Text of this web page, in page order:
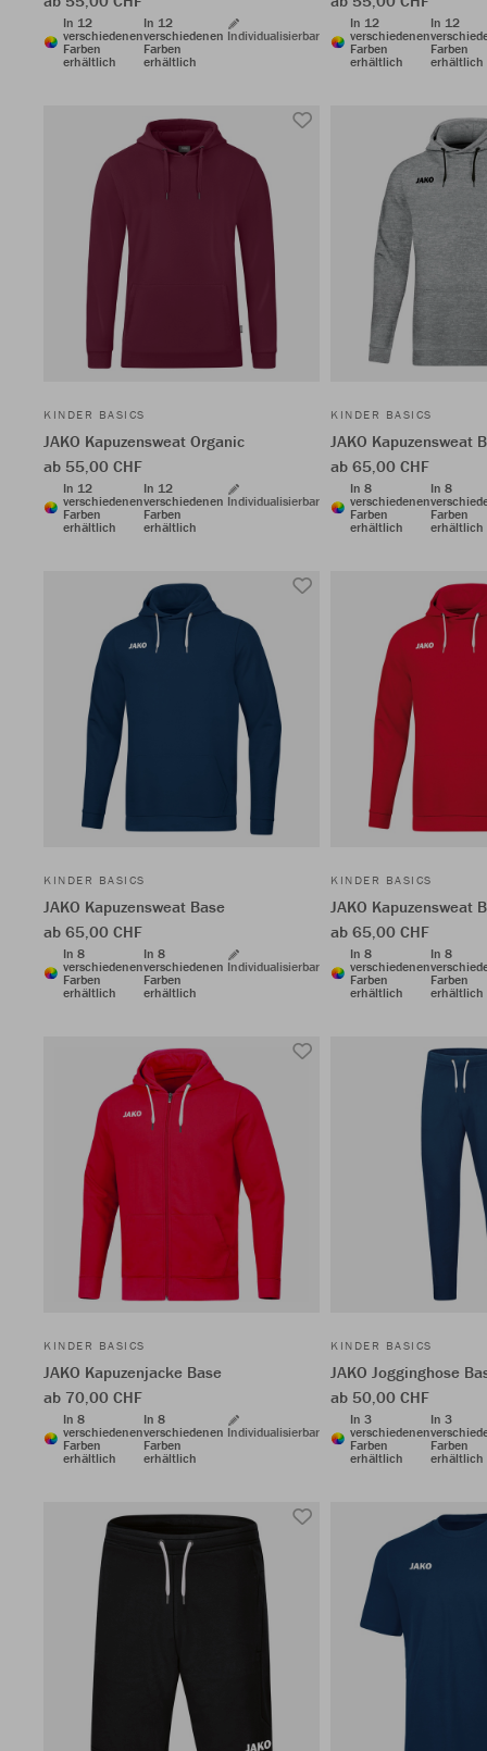
In 12
verschiedenen
Farben
erhältlich
In 12
verschiedenen
Farben
erhältlich
Individualisierbar
In 12
verschiedenen
Farben
erhältlich
In 12
Farben
erhältlich
KINDER BASICS
JAKO Kapuzensweat Organic
ab 55,00 CHF
In 12
verschiedenen
Farben
erhältlich
In 12
verschiedenen
Farben
erhältlich
Individualisierbar
KINDER BASICS
JAKO Kapuzensweat
ab 65,00 CHF
In 8
verschiedenen
Farben
erhältlich
In 8
Farben
erhältlich
KINDER BASICS
JAKO Kapuzensweat Base
ab 65,00 CHF
In 8
verschiedenen
Farben
erhältlich
In 8
verschiedenen
Farben
erhältlich
Individualisierbar
KINDER BASICS
JAKO Kapuzensweat
ab 65,00 CHF
In 8
verschiedenen
Farben
erhältlich
In 8
Farben
erhältlich
KINDER BASICS
JAKO Kapuzenjacke Base
ab 70,00 CHF
In 8
verschiedenen
Farben
erhältlich
In 8
verschiedenen
Farben
erhältlich
Individualisierbar
KINDER BASICS
JAKO Jogginghose
ab 50,00 CHF
In 3
verschiedenen
Farben
erhältlich
In 3
Farben
erhältlich